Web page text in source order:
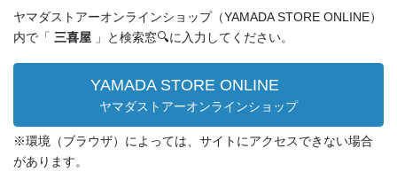
ヤマダストアーオンラインショップ（YAMADA STORE ONLINE）
内で「 三喜屋 」と検索窓🔍に入力してください。
YAMADA STORE ONLINE
ヤマダストアーオンラインショップ
※環境（ブラウザ）によっては、サイトにアクセスできない場合
があります。